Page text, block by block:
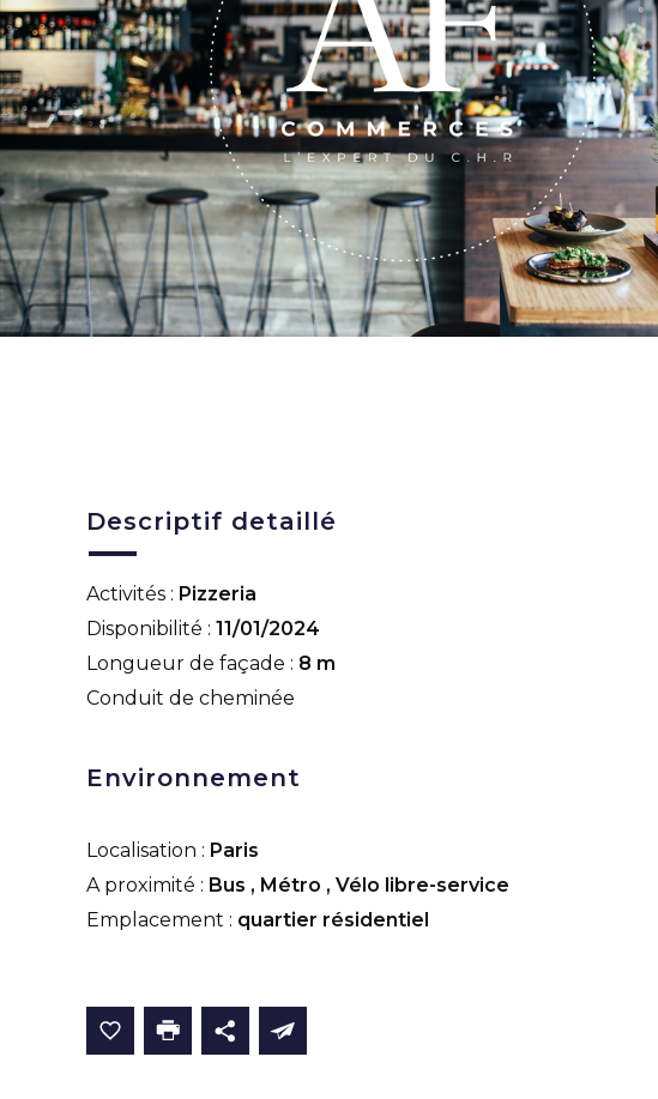
Descriptif detaillé
Activités : Pizzeria
Disponibilité : 11/01/2024
Longueur de façade : 8 m
Conduit de cheminée
Environnement
Localisation : Paris
A proximité : Bus , Métro , Vélo libre-service
Emplacement : quartier résidentiel